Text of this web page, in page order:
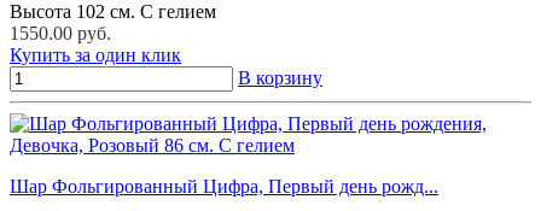
Высота 102 см. С гелием
1550.00 руб.
Купить за один клик
В корзину
Шар Фольгированный Цифра, Первый день рожд...